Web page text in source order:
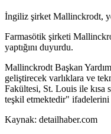
İngiliz şirket Mallinckrodt,
Farmasötik şirketi
yaptığını duyurdu.
Mallinckrodt Başkan
geliştirecek varlıklara ve
Fakültesi, St. Louis ile kısa
teşkil etmektedir" ifadelerini
Kaynak: detailhaber.com